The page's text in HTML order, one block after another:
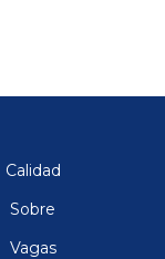
Calidad
Sobre
Vagas